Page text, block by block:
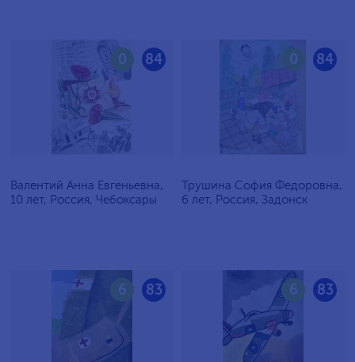
84
0
Валентий Анна Евгеньевна,
10 лет, Россия, Чебоксары
84
0
Трушина София Федоровна,
6 лет, Россия, Задонск
83
6 83
6